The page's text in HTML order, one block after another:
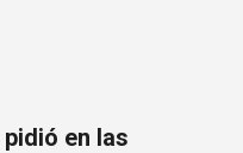
pidió en las